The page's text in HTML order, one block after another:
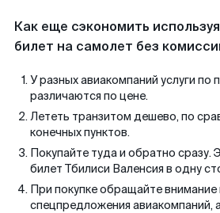
Как еще сэкономить
билет на самолет без
У разных авиакомпаний услуги по
различаются по цене.
Лететь транзитом дешево, по
конечных пунктов.
Покупайте туда и обратно сразу.
билет Тбилиси Валенсия в одну
При покупке обращайте внимание
спецпредложения авиакомпаний,